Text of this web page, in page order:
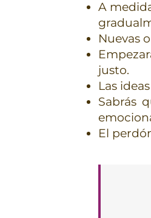
A
Nuevas
justo.
Las
Sabrás
El